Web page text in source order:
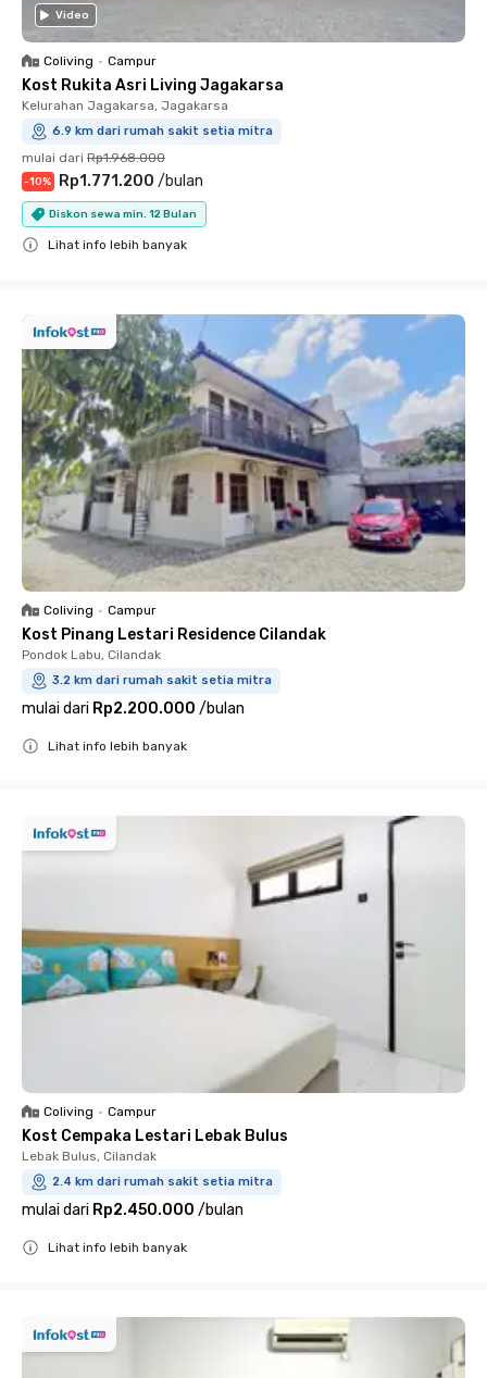
Video
Coliving • Campur
Kost Rukita Asri Living Jagakarsa
Kelurahan Jagakarsa, Jagakarsa
6.9 km dari rumah sakit setia mitra
mulai dari Rp1.968.000
-10% Rp1.771.200 /bulan
Diskon sewa min. 12 Bulan
Lihat info lebih banyak
Coliving • Campur
Kost Pinang Lestari Residence Cilandak
Pondok Labu, Cilandak
3.2 km dari rumah sakit setia mitra
mulai dari Rp2.200.000 /bulan
Lihat info lebih banyak
Coliving • Campur
Kost Cempaka Lestari Lebak Bulus
Lebak Bulus, Cilandak
2.4 km dari rumah sakit setia mitra
mulai dari Rp2.450.000 /bulan
Lihat info lebih banyak